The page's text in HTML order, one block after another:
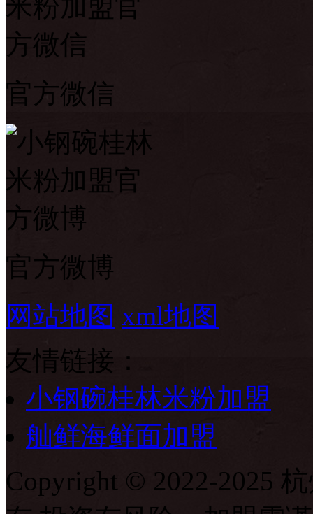
官方微信
官方微博
网站地图 xml地图
友情链接：
小钢碗桂林米粉加盟
舢鲜海鲜面加盟
Copyright © 2022-2025